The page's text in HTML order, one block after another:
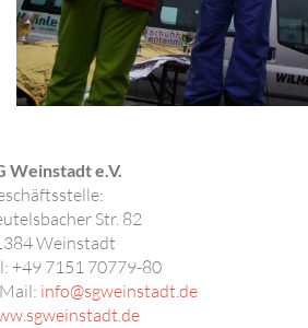
Weinstadt e.V.
Str. 82
Weinstadt
+49 7151 70779-80
info@sgweinstadt.de